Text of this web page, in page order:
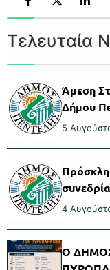
Τελευταία
Άμεση
Δήμου
5
4
Ο